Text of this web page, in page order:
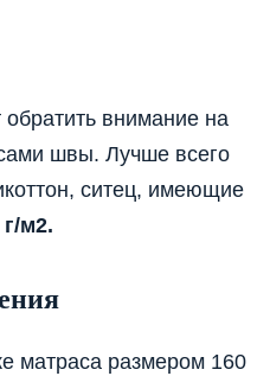
внимание на
швы. Лучше всего
ситец, имеющие
г/м2.
матраса размером 160